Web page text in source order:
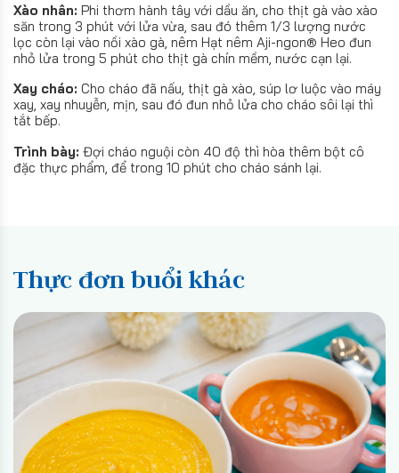
Xào nhân: Phi thơm hành tây với dầu ăn, cho thịt gà vào xào
săn trong 3 phút với lửa vừa, sau đó thêm 1/3 lượng nước
lọc còn lại vào nồi xào gà, nêm Hạt nêm Aji-ngon® Heo đun
nhỏ lửa trong 5 phút cho thịt gà chín mềm, nước cạn lại.
Xay cháo: Cho cháo đã nấu, thịt gà xào, súp lơ luộc vào máy
xay, xay nhuyễn, mịn, sau đó đun nhỏ lửa cho cháo sôi lại thì
tắt bếp.
Trình bày: Đợi cháo nguội còn 40 độ thì hòa thêm bột cô
đặc thực phẩm, để trong 10 phút cho cháo sánh lại.
Thực đơn buổi khác